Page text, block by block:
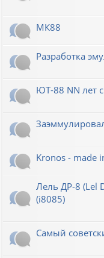
МК88
Разработка
ЮТ-88 NN лет
Kronos - made
Лель ДР-8 (Lel
(i8085)
Самый